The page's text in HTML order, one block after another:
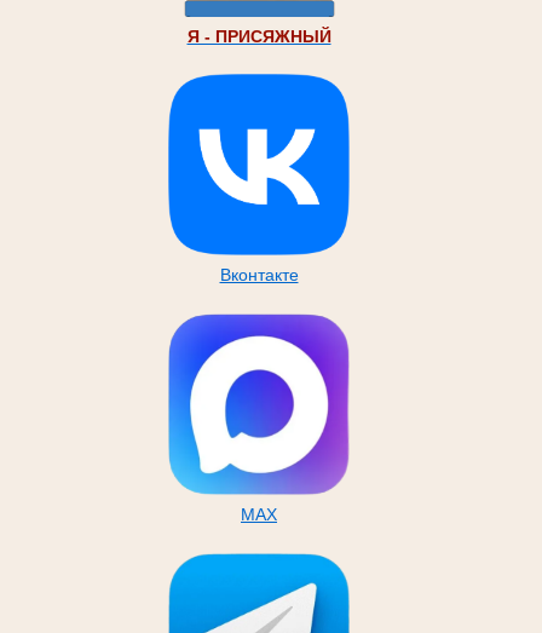
Я - ПРИСЯЖНЫЙ
Вконтакте
MAX